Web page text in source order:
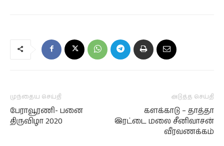
முந்தைய செய்தி
பேராவூரணி- பனை
திருவிழா 2020
அடுத்த செய்தி
களக்காடு – தாத்தா
இரட்டை மலை சீனிவாசன்
வீரவணக்கம்